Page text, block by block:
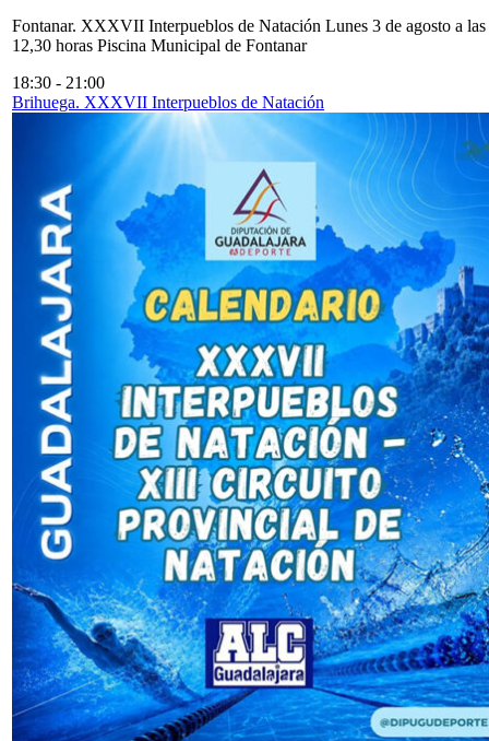
Fontanar. XXXVII Interpueblos de Natación Lunes 3 de agosto a las
12,30 horas Piscina Municipal de Fontanar
18:30 - 21:00
Brihuega. XXXVII Interpueblos de Natación